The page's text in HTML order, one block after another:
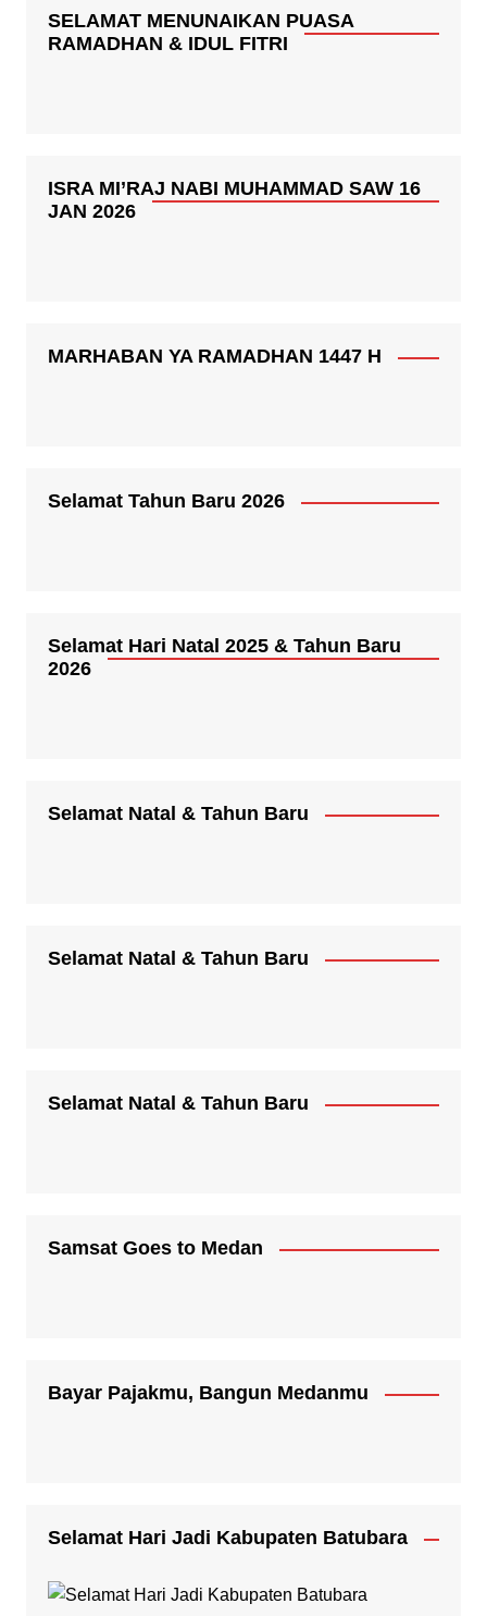
SELAMAT MENUNAIKAN PUASA
RAMADHAN & IDUL FITRI
ISRA MI’RAJ NABI MUHAMMAD SAW 16
JAN 2026
MARHABAN YA RAMADHAN 1447 H
Selamat Tahun Baru 2026
Selamat Hari Natal 2025 & Tahun Baru
2026
Selamat Natal & Tahun Baru
Selamat Natal & Tahun Baru
Selamat Natal & Tahun Baru
Samsat Goes to Medan
Bayar Pajakmu, Bangun Medanmu
Selamat Hari Jadi Kabupaten Batubara